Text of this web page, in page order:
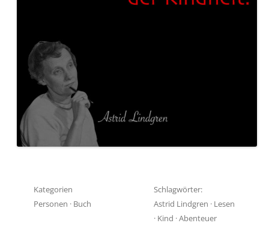
Kategorien
Personen · Buch
Schlagwörter:
Astrid Lindgren · Lesen
· Kind ·Abenteuer